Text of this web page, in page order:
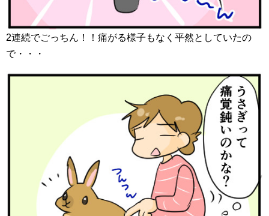
2連続でごっちん！！痛がる様子もなく平然としていたの
で・・・